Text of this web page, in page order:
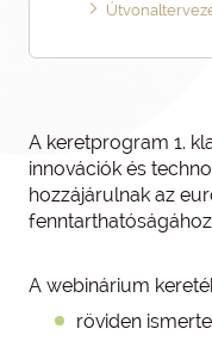
A keretprogram 1.
innovációk és
hozzájárulnak az
A webinárium
röviden